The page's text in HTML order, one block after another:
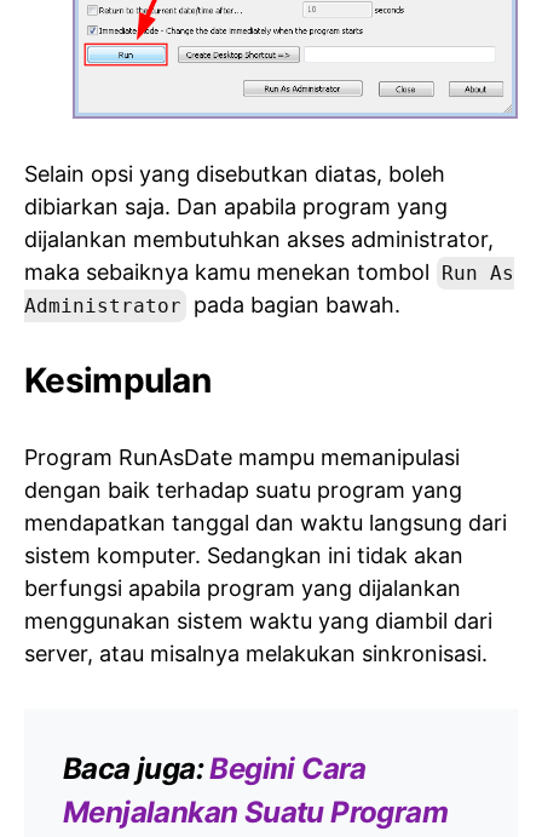
Selain opsi yang disebutkan diatas, boleh
dibiarkan saja. Dan apabila program yang
dijalankan membutuhkan akses administrator,
maka sebaiknya kamu menekan tombol
Run As
Administrator
pada bagian bawah.
Kesimpulan
Program RunAsDate mampu memanipulasi
dengan baik terhadap suatu program yang
mendapatkan tanggal dan waktu langsung dari
sistem komputer. Sedangkan ini tidak akan
berfungsi apabila program yang dijalankan
menggunakan sistem waktu yang diambil dari
server, atau misalnya melakukan sinkronisasi.
Baca juga:Begini Cara
Menjalankan Suatu Program